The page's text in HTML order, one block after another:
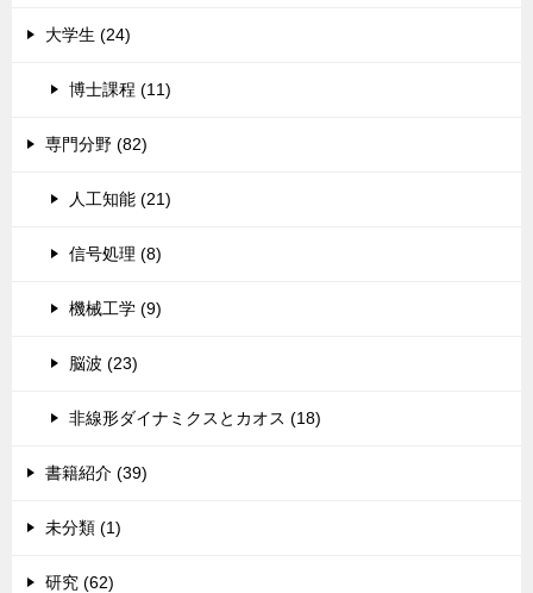
大学生 (24)
博士課程 (11)
専門分野 (82)
人工知能 (21)
信号処理 (8)
機械工学 (9)
脳波 (23)
非線形ダイナミクスとカオス (18)
書籍紹介 (39)
未分類 (1)
研究 (62)